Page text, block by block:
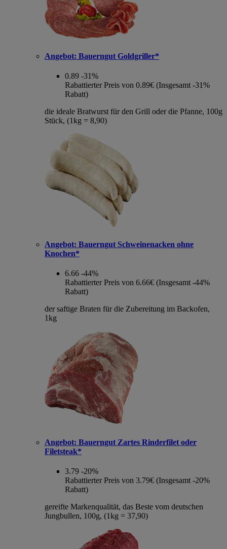
Angebot: Bauerngut Goldgriller*
0.89 -31%
Rabattierter Preis von 0.89€ (Insgesamt -31%
Rabatt)
die ideale Bratwurst für den Grill oder die Pfanne, 100g
Stück, (1kg = 8,90)
Angebot: Bauerngut Schweinenacken ohne
Knochen*
6.66 -44%
Rabattierter Preis von 6.66€ (Insgesamt -44%
Rabatt)
der saftige Braten für die Zubereitung im Backofen,
1kg
Angebot: Bauerngut Zartes Rinderfilet oder
Filetsteak*
3.79 -20%
Rabattierter Preis von 3.79€ (Insgesamt -20%
Rabatt)
gereifte Markenqualität, das Beste vom deutschen
Jungbullen, 100g, (1kg = 37,90)